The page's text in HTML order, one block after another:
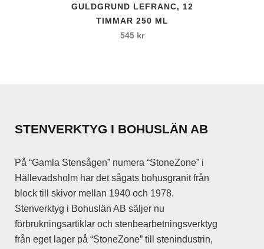
GULDGRUND LEFRANC, 12
TIMMAR 250 ML
545 kr
STENVERKTYG I BOHUSLÄN AB
På “Gamla Stensågen” numera “StoneZone” i
Hällevadsholm har det sågats bohusgranit från
block till skivor mellan 1940 och 1978.
Stenverktyg i Bohuslän AB säljer nu
förbrukningsartiklar och stenbearbetningsverktyg
från eget lager på “StoneZone” till stenindustrin,